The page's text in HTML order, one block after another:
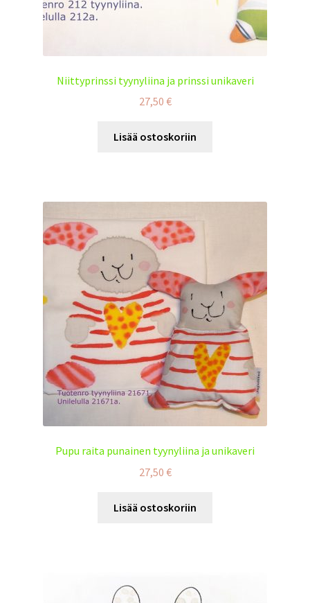
Niittyprinssi tyynyliina ja prinssi unikaveri
27,50 €
Lisää ostoskoriin
Pupu raita punainen tyynyliina ja unikaveri
27,50 €
Lisää ostoskoriin